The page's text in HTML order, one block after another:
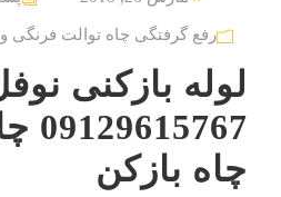
رفع گرفتگی چاه توالت فرنگی
لوله بازکنی
چاه بازکن